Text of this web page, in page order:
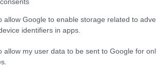
allow Google to enable storage related to
identifiers in apps.
allow my user data to be sent to Google for
που προσφέρεται στην
επικοινωνία προς όλους,
αλλά και προνομιακή
από εκπρόσωπο, δωρεάν